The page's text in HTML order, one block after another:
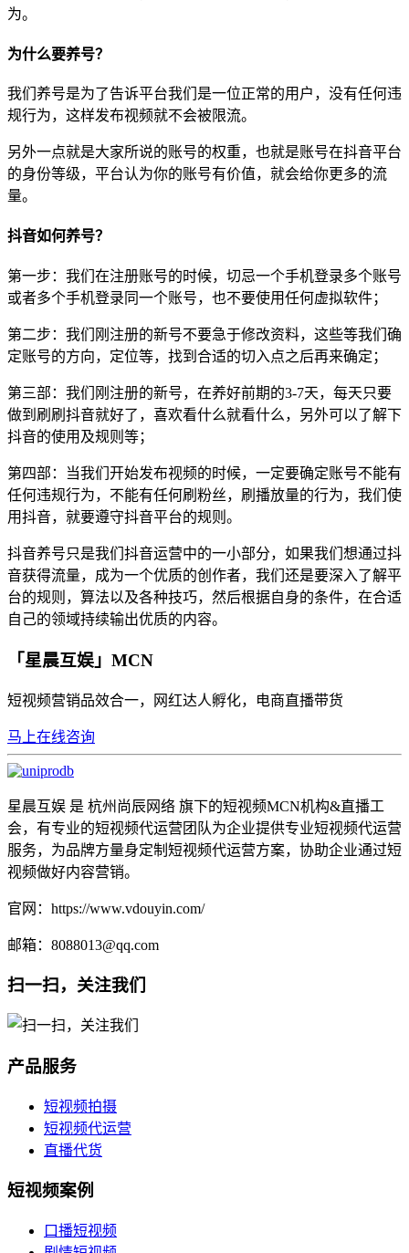
为。
为什么要养号？
我们养号是为了告诉平台我们是一位正常的用户，没有任何违
规行为，这样发布视频就不会被限流。
另外一点就是大家所说的账号的权重，也就是账号在抖音平台
的身份等级，平台认为你的账号有价值，就会给你更多的流
量。
抖音如何养号？
第一步：我们在注册账号的时候，切忌一个手机登录多个账号
或者多个手机登录同一个账号，也不要使用任何虚拟软件；
第二步：我们刚注册的新号不要急于修改资料，这些等我们确
定账号的方向，定位等，找到合适的切入点之后再来确定；
第三部：我们刚注册的新号，在养好前期的3-7天，每天只要
做到刷刷抖音就好了，喜欢看什么就看什么，另外可以了解下
抖音的使用及规则等；
第四部：当我们开始发布视频的时候，一定要确定账号不能有
任何违规行为，不能有任何刷粉丝，刷播放量的行为，我们使
用抖音，就要遵守抖音平台的规则。
抖音养号只是我们抖音运营中的一小部分，如果我们想通过抖
音获得流量，成为一个优质的创作者，我们还是要深入了解平
台的规则，算法以及各种技巧，然后根据自身的条件，在合适
自己的领域持续输出优质的内容。
「星晨互娱」MCN
短视频营销品效合一，网红达人孵化，电商直播带货
马上在线咨询
星晨互娱 是 杭州尚辰网络 旗下的短视频MCN机构&直播工
会，有专业的短视频代运营团队为企业提供专业短视频代运营
服务，为品牌方量身定制短视频代运营方案，协助企业通过短
视频做好内容营销。
官网：https://www.vdouyin.com/
邮箱：8088013@qq.com
扫一扫，关注我们
产品服务
短视频拍摄
短视频代运营
直播代货
短视频案例
口播短视频